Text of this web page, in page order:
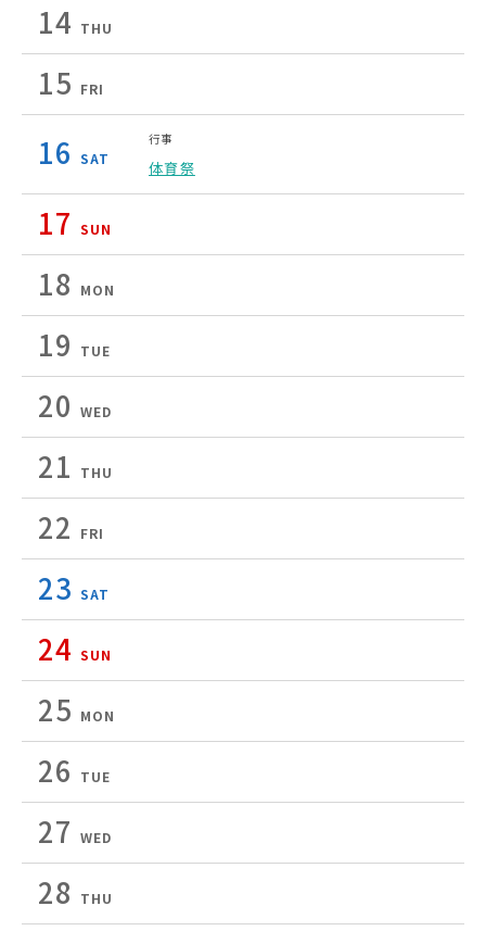
14 THU
15 FRI
16 SAT
行事
体育祭
17 SUN
18 MON
19 TUE
20 WED
21 THU
22 FRI
23 SAT
24 SUN
25 MON
26 TUE
27 WED
28 THU